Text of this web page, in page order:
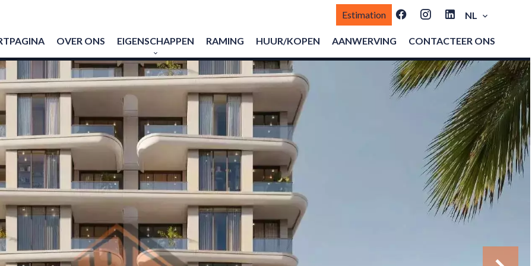
Estimation NL
OVER ONS EIGENSCHAPPEN RAMING HUUR/KOPEN AANWERVING CONTACTEER ONS